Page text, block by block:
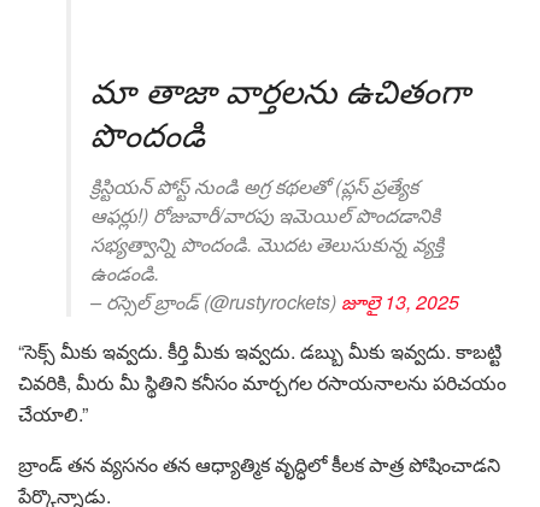
మా తాజా వార్తలను ఉచితంగా
పొందండి
క్రిస్టియన్ పోస్ట్ నుండి అగ్ర కథలతో (ప్లస్ ప్రత్యేక
ఆఫర్లు!) రోజువారీ/వారపు ఇమెయిల్ పొందడానికి
సభ్యత్వాన్ని పొందండి. మొదట తెలుసుకున్న వ్యక్తి
ఉండండి.
– రస్సెల్ బ్రాండ్ (@rustyrockets) జూలై 13, 2025
“సెక్స్ మీకు ఇవ్వదు. కీర్తి మీకు ఇవ్వదు. డబ్బు మీకు ఇవ్వదు. కాబట్టి
చివరికి, మీరు మీ స్థితిని కనీసం మార్చగల రసాయనాలను పరిచయం
చేయాలి.”
బ్రాండ్ తన వ్యసనం తన ఆధ్యాత్మిక వృద్ధిలో కీలక పాత్ర పోషించాడని
పేర్కొన్నాడు.